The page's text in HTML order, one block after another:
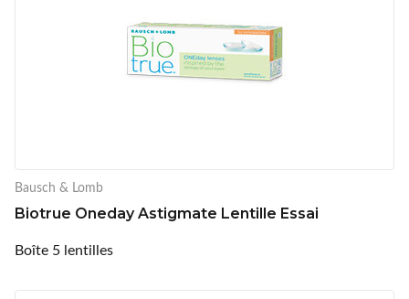
Bausch & Lomb
Biotrue Oneday Astigmate Lentille Essai
Boîte 5 lentilles